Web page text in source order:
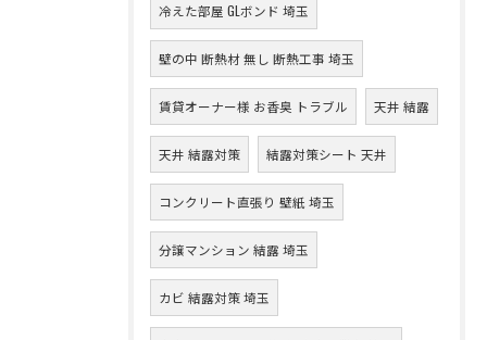
冷えた部屋 GLボンド 埼玉
壁の中 断熱材 無し 断熱工事 埼玉
賃貸オーナー様 お香臭 トラブル 天井 結露
天井 結露対策 結露対策シート 天井
コンクリート直張り 壁紙 埼玉
分譲マンション 結露 埼玉
カビ 結露対策 埼玉